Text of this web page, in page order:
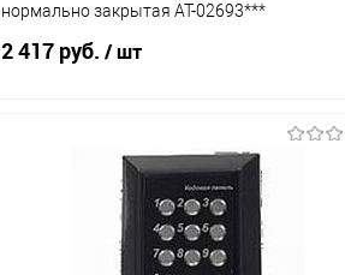
нормально закрытая АТ-02693***
2 417 руб. / шт
В корзину
Купить в 1 клик
Сравнение
В наличии (1)